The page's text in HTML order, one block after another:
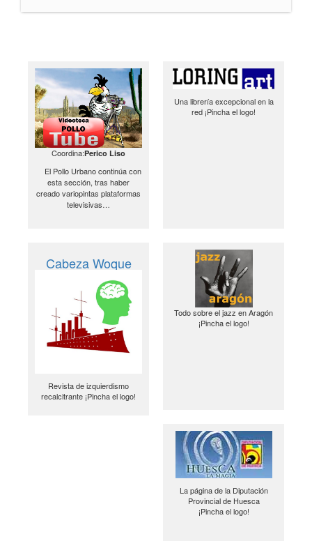
Coordina:Perico Liso
El Pollo Urbano continúa con
esta sección, tras haber
creado variopintas plataformas
televisivas…
Una librería excepcional en la
red ¡Pincha el logo!
Cabeza Woque
Revista de izquierdismo
recalcitrante ¡Pincha el logo!
Todo sobre el jazz en Aragón
¡Pincha el logo!
La página de la Diputación
Provincial de Huesca
¡Pincha el logo!